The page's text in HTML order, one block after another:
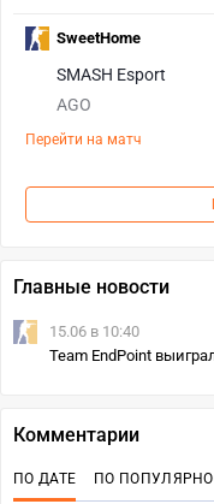
SMASH Esport
AGO
Перейти на матч
SweetHome
Главные новости
15.06 в 10:40
Team EndPoint
Комментарии
ПО ДАТЕ ПО